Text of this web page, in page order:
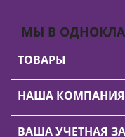
МЫ В
ТОВАРЫ
НАША КОМПАНИЯ
ВАША УЧЕТНАЯ